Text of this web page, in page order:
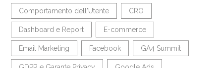
Comportamento dell'Utente CRO
Dashboard e Report E-commerce
Email Marketing Facebook GA4 Summit